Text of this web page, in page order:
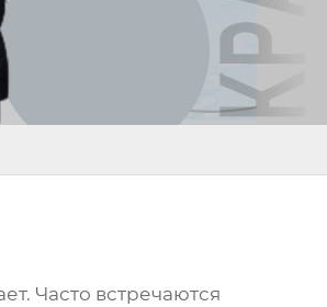
Часто встречаются